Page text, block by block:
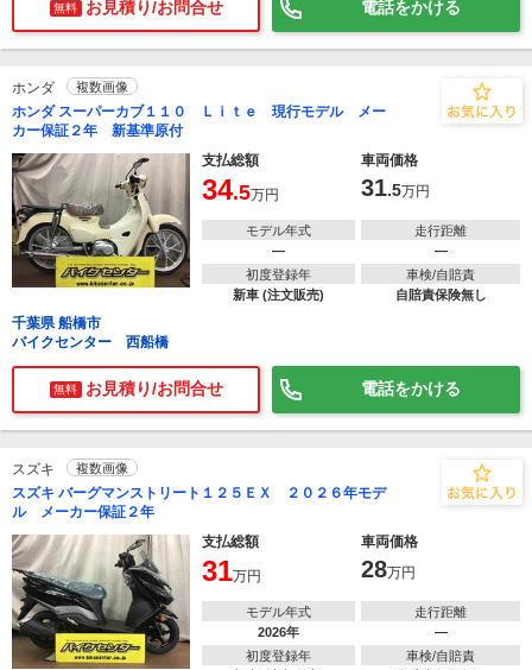
無料 お見積り/お問合せ 電話をかける
ホンダ 複数画像
ホンダ スーパーカブ１１０ Ｌｉｔｅ 現行モデル メー
カー保証２年 新基準原付
支払総額
車両価格
34.5万円 31.5万円
モデル年式
―
走行距離
―
初度登録年
新車 (注文販売)
車検/自賠責
自賠責保険無し
千葉県 船橋市
バイクセンター 西船橋
無料 お見積り/お問合せ 電話をかける
スズキ 複数画像
スズキ バーグマンストリート１２５ＥＸ ２０２６年モデ
ル メーカー保証２年
支払総額
車両価格
31万円 28万円
モデル年式
2026年
走行距離
―
初度登録年
車検/自賠責